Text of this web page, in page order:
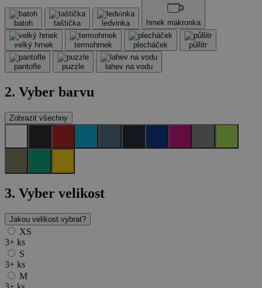
batoh taštička ledvinka hrnek makronka
velký hrnek termohrnek plecháček půllitr
pantofle puzzle lahev na vodu
2. Vyber barvu
Zobrazit všechny
3. Vyber velikost
Jakou velikost vybrat?
XS
3+ ks
S
3+ ks
M